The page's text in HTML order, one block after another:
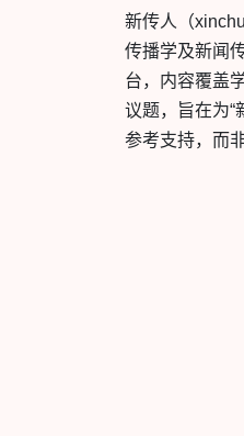
新传人（
传播学及新闻
台，内容覆盖
议题，旨在为“
参考支持，而